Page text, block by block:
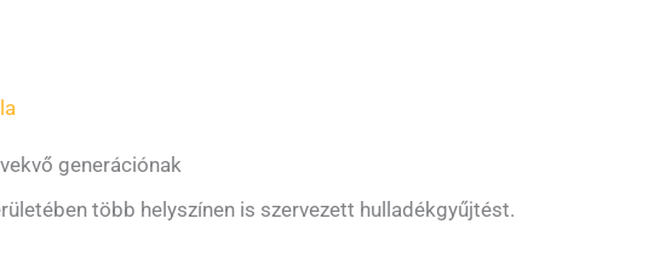
generációnak
több helyszínen is szervezett hulladékgyűjtést.